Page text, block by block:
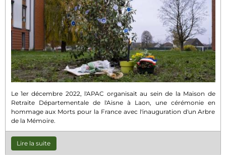
Le 1er décembre 2022, l'APAC organisait au sein de la Maison de
Retraite Départementale de l'Aisne à Laon, une cérémonie en
hommage aux Morts pour la France avec l'inauguration d'un Arbre
de la Mémoire.
Lire la suite